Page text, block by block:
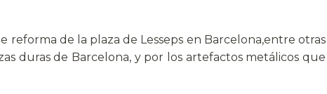
reforma de la plaza de Lesseps en Barcelona,entre otras
duras de Barcelona, y por los artefactos metálicos que